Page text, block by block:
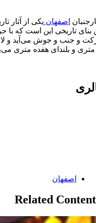
اصفهان یکی از آثار
بنای تاریخی این است که با
و جنب و جوش می‌آید و
متری و بلندای هفده متری
Categories:
اصفهان
Related Content